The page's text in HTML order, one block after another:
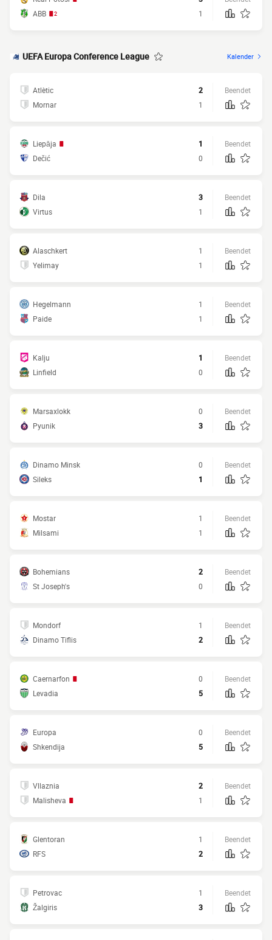
ABB
2 1
UEFA Europa Conference League Kalender
Atlètic
2
Mornar
1
Beendet
Liepāja
1
Dečić
0
Beendet
Dila
3
Virtus
1
Beendet
Alaschkert
1
Yelimay
1
Beendet
Hegelmann
1
Paide
1
Beendet
Kalju
1
Linfield
0
Beendet
Marsaxlokk
0
Pyunik
3
Beendet
Dinamo Minsk
0
Sileks
1
Beendet
Mostar
1
Milsami
1
Beendet
Bohemians
2
St Joseph's
0
Beendet
Mondorf
1
Dinamo Tiflis
2
Beendet
Caernarfon
0
Levadia
5
Beendet
Europa
0
Shkendija
5
Beendet
Vllaznia
2
Malisheva
1
Beendet
Glentoran
1
RFS
2
Beendet
Petrovac
1
Žalgiris
3
Beendet